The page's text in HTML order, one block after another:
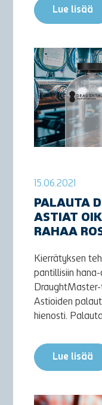
Lue lisää
15.06.2021
PALAUTA
ASTIAT
RAHAA
Kierrätyksen
pantillisiin
Astioiden
hienosti.
Lue lisää